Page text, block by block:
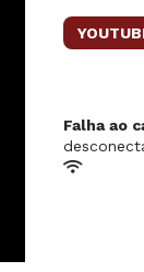
Falha ao